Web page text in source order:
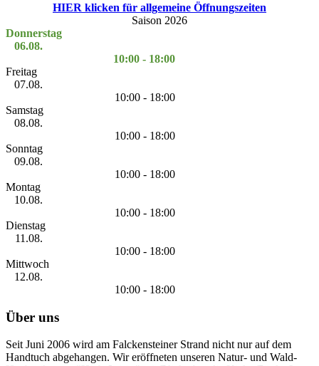
HIER klicken für allgemeine Öffnungszeiten
Saison 2026
Donnerstag
06.08.
10:00 - 18:00
Freitag
07.08.
10:00 - 18:00
Samstag
08.08.
10:00 - 18:00
Sonntag
09.08.
10:00 - 18:00
Montag
10.08.
10:00 - 18:00
Dienstag
11.08.
10:00 - 18:00
Mittwoch
12.08.
10:00 - 18:00
Über uns
Seit Juni 2006 wird am Falckensteiner Strand nicht nur auf dem
Handtuch abgehangen. Wir eröffneten unseren Natur- und Wald-